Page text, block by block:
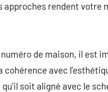
approches rendent votre
de maison, il est
avec
soit aligné avec le